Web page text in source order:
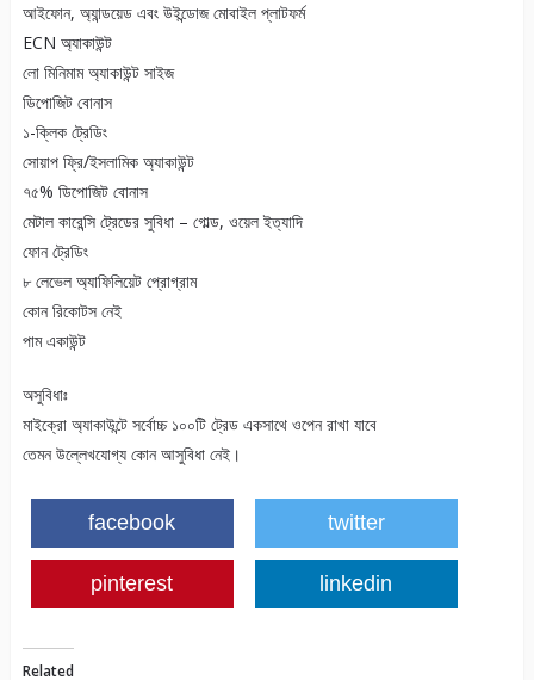
আইফোন, অ্যান্ডয়েড এবং উইন্ডোজ মোবাইল প্লাটফর্ম
ECN অ্যাকাউন্ট
লো মিনিমাম অ্যাকাউন্ট সাইজ
ডিপোজিট বোনাস
১-ক্লিক ট্রেডিং
সোয়াপ ফ্রি/ইসলামিক অ্যাকাউন্ট
৭৫% ডিপোজিট বোনাস
মেটাল কারেন্সি ট্রেডের সুবিধা – গোল্ড, ওয়েল ইত্যাদি
ফোন ট্রেডিং
৮ লেভেল অ্যাফিলিয়েট প্রোগ্রাম
কোন রিকোটস নেই
পাম একাউন্ট
অসুবিধাঃ
মাইক্রো অ্যাকাউন্টে সর্বোচ্চ ১০০টি ট্রেড একসাথে ওপেন রাখা যাবে
তেমন উল্লেখযোগ্য কোন আসুবিধা নেই।
facebook twitter
pinterest linkedin
Related